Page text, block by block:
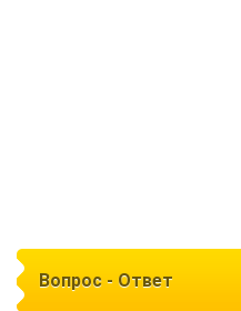
Вопрос - Ответ